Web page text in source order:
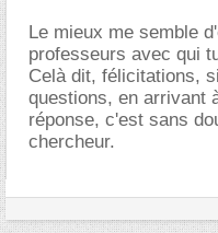
Le mieux me semble
professeurs avec qui
Celà dit, félicitations,
questions, en arrivant
réponse, c'est sans
chercheur.